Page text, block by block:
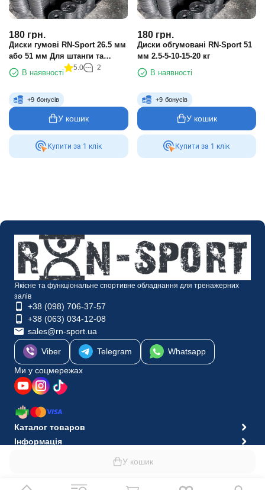
У кошик
180 грн.
Диски гумові RN-Sport 26.5 мм
або 51 мм Для штанги та
гантелі
В наявності
5.0 2
+9 бонусів
У кошик
Купити за 1 клiк
180 грн.
Диски обгумовані RN-Sport 51
мм 2.5-5-10-15-20 кг
В наявності
+9 бонусів
У кошик
Купити за 1 клiк
Якісне та функціональне спортивне обладнання для тренажерних
залів
+38 (098) 706-37-57
+38 (063) 034-12-08
sales@rn-sport.ua
Viber Telegram
Whatsapp
Ми у соцмережах
Каталог товаров
Інформація